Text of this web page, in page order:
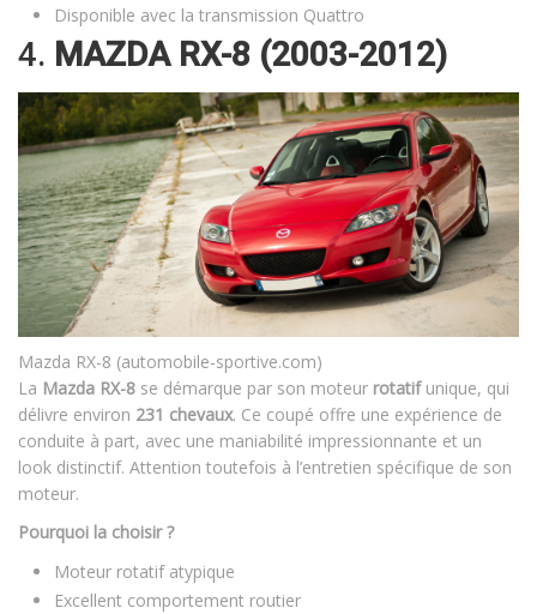
Disponible avec la transmission Quattro
4. MAZDA RX-8 (2003-2012)
Mazda RX-8 (automobile-sportive.com)
La Mazda RX-8 se démarque par son moteur rotatifunique, qui
délivre environ 231 chevaux. Ce coupé offre une expérience de
conduite à part, avec une maniabilité impressionnante et un
look distinctif. Attention toutefois à l’entretien spécifique de son
moteur.
Pourquoi la choisir ?
Moteur rotatif atypique
Excellent comportement routier